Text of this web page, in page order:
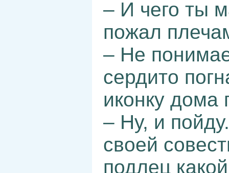
– И чего ты
пожал
– Не
сердито
иконку дома
– Ну, и
своей
подлец